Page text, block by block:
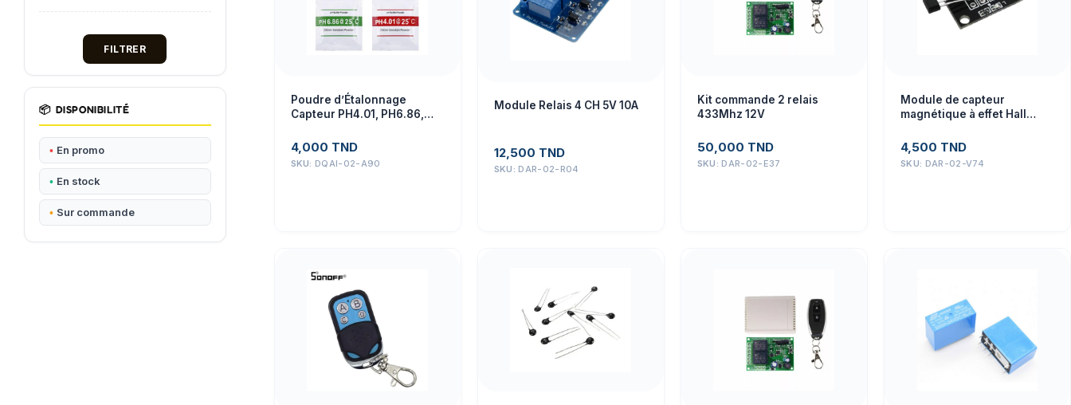
FILTRER
📦 DISPONIBILITÉ
En promo
En stock
Sur commande
Poudre d’Étalonnage
Capteur PH4.01, PH6.86,
4,000 TND
SKU: DQAI-02-A90
Module Relais 4 CH 5V 10A
12,500 TND
SKU: DAR-02-R04
Kit commande 2 relais
433Mhz 12V
50,000 TND
SKU: DAR-02-E37
Module de capteur
magnétique à effet Hall
4,500 TND
SKU: DAR-02-V74